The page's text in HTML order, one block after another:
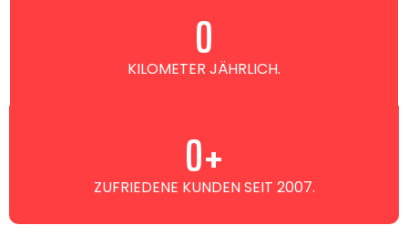
KILOMETER JÄHRLICH.
0
ZUFRIEDENE KUNDEN SEIT 2007.
0+